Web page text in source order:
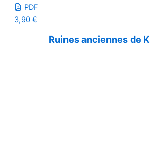
PDF
3,90 €
Ruines anciennes de